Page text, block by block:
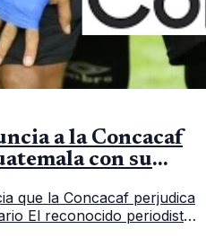
a la Concacaf
con su
que la Concacaf perjudica
El reconocido periodista